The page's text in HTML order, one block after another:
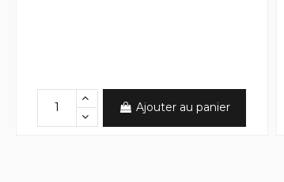
Ajouter au panier